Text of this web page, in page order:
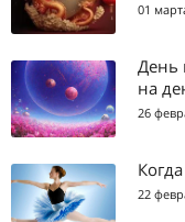
01
День
на
26
22